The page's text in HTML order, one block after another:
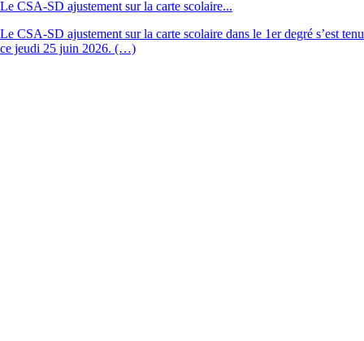
Le CSA-SD ajustement sur la carte scolaire...
Le CSA-SD ajustement sur la carte scolaire dans le 1er degré s’est tenu
ce jeudi 25 juin 2026. (…)